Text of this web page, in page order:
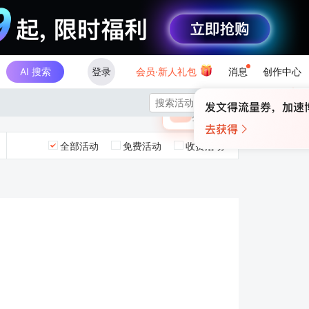
AI 搜索 登录 会员·新人礼包 消息 创作中心
×
🎁 未登录
登录领取最高

全部活动 免费活动 收费活动